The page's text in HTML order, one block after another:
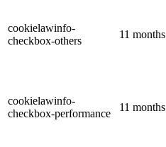
cookielawinfo-
checkbox-others
11 months
cookielawinfo-
checkbox-performance
11 months